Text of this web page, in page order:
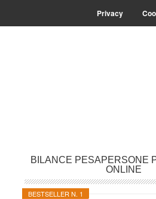
Privacy
Primary
Sidebar
BILANCE PESAPERSONE
ONLINE
BESTSELLER N. 1